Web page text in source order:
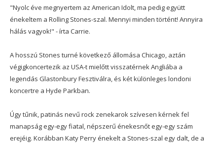
"Nyolc éve megnyertem az American Idolt, ma pedig együtt
énekeltem a Rolling Stones-szal. Mennyi minden történt! Annyira
hálás vagyok!" - írta Carrie.
A hosszú Stones turné következő állomása Chicago, aztán
végigkoncertezik az USA-t mielőtt visszatérnek Angliába a
legendás Glastonbury Fesztiválra, és két különleges londoni
koncertre a Hyde Parkban.
Úgy tűnik, patinás nevű rock zenekarok szívesen kérnek fel
manapság egy-egy fiatal, népszerű énekesnőt egy-egy szám
erejéig. Korábban Katy Perry énekelt a Stones-szal egy dalt, de a